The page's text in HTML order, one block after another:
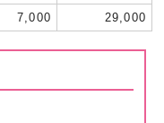
7,000 29,000